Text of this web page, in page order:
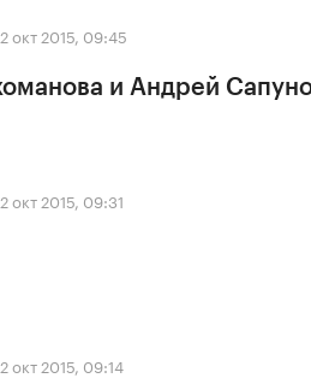
окт 2015, 09:45
и Андрей
окт 2015, 09:31
окт 2015, 09:14